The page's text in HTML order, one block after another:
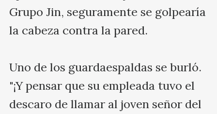
Grupo Jin, seguramente se golpearía
la cabeza contra la pared.
Uno de los guardaespaldas se burló.
"¡Y pensar que su empleada tuvo el
descaro de llamar al joven señor del